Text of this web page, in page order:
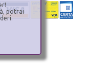
potrai